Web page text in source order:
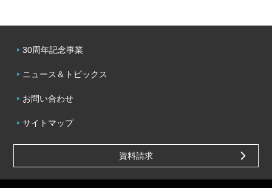
30周年記念事業
ニュース＆トピックス
お問い合わせ
サイトマップ
資料請求